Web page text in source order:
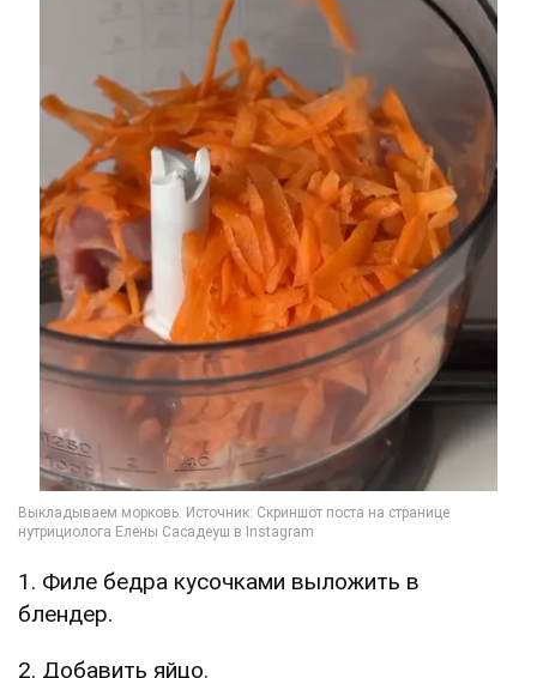
1. Филе бедра кусочками выложить в
блендер.
2. Добавить яйцо.